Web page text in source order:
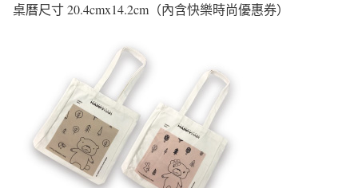
桌曆尺寸 20.4cmx14.2cm（內含快樂時尚優惠券）